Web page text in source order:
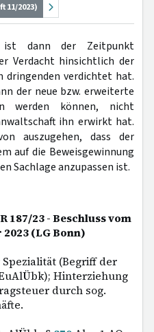
11/2023)
dann der Zeitpunkt
Verdacht hinsichtlich der
dringenden verdichtet hat.
der neue bzw. erweiterte
werden können, nicht
ihn erwirkt hat.
auszugehen, dass der
auf die Beweisgewinnung
Sachlage anzupassen ist.
187/23 - Beschluss vom
(LG Bonn)
(Begriff der
Hinterziehung
durch sog.